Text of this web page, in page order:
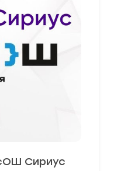
Сириус